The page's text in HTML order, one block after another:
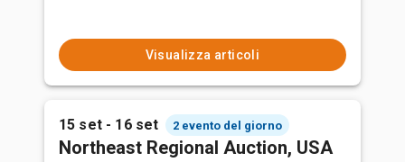
Visualizza articoli
15 set - 16 set 2 evento del giorno
Northeast Regional Auction, USA